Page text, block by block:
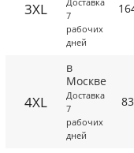
3XL
7
рабочих
дней
4XL
в
Москве
Доставка
7
рабочих
дней
83